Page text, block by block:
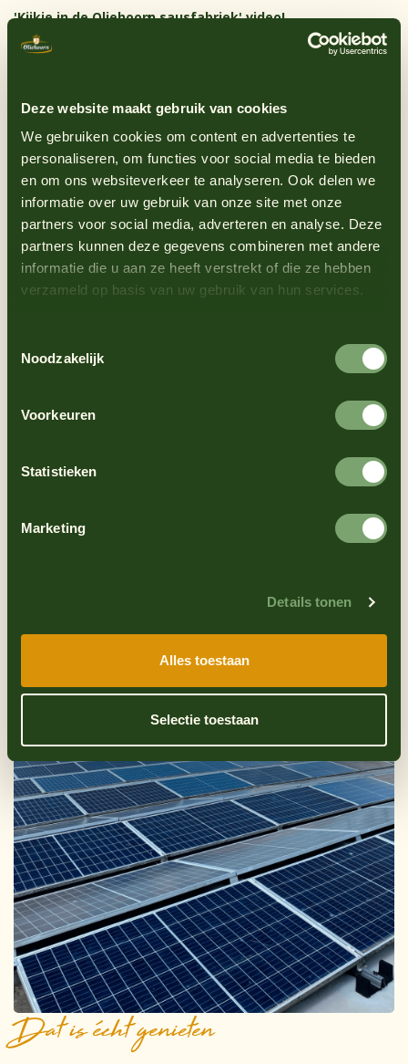
Deze website maakt gebruik van cookies
We gebruiken cookies om content en advertenties te
personaliseren, om functies voor social media te bieden
en om ons websiteverkeer te analyseren. Ook delen we
informatie over uw gebruik van onze site met onze
partners voor social media, adverteren en analyse. Deze
partners kunnen deze gegevens combineren met andere
informatie die u aan ze heeft verstrekt of die ze hebben
verzameld op basis van uw gebruik van hun services.
Noodzakelijk
Voorkeuren
Statistieken
Marketing
Details tonen
Alles toestaan
Selectie toestaan
'Kijkje in de Oliehoorn sausfabriek' video!
Dat is écht genieten